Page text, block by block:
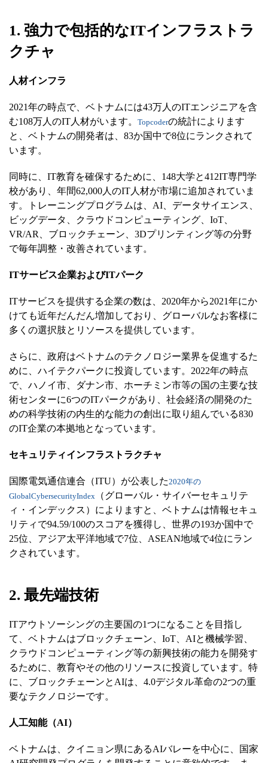
1. 強力で包括的なITインフラストラ
クチャ
人材インフラ
2021年の時点で、ベトナムには43万人のITエンジニアを含
む108万人のIT人材がいます。 Topcoderの統計によります
と、ベトナムの開発者は、83か国中で8位にランクされて
います。
同時に、IT教育を確保するために、148大学と412IT専門学
校があり、年間62,000人のIT人材が市場に追加されていま
す。トレーニングプログラムは、AI、データサイエンス、
ビッグデータ、クラウドコンピューティング、IoT、
VR/AR、ブロックチェーン、3Dプリンティング等の分野
で毎年調整・改善されています。
ITサービス企業およびITパーク
ITサービスを提供する企業の数は、2020年から2021年にか
けても近年だんだん増加しており、グローバルなお客様に
多くの選択肢とリソースを提供しています。
さらに、政府はベトナムのテクノロジー業界を促進するた
めに、ハイテクパークに投資しています。2022年の時点
で、ハノイ市、ダナン市、ホーチミン市等の国の主要な技
術センターに6つのITパークがあり、社会経済の開発のた
めの科学技術の内生的な能力の創出に取り組んでいる830
のIT企業の本拠地となっています。
セキュリティインフラストラクチャ
国際電気通信連合（ITU）が公表した2020年の
GlobalCybersecurityIndex
（グローバル・サイバーセキュリテ
ィ・インデックス）によりますと、ベトナムは情報セキュ
リティで94.59/100のスコアを獲得し、世界の193か国中で
25位、アジア太平洋地域で7位、ASEAN地域で4位にラン
クされています。
2. 最先端技術
ITアウトソーシングの主要国の1つになることを目指し
て、ベトナムはブロックチェーン、IoT、AIと機械学習、
クラウドコンピューティング等の新興技術の能力を開発す
るために、教育やその他のリソースに投資しています。特
に、ブロックチェーンとAIは、4.0デジタル革命の2つの重
要なテクノロジーです。
人工知能（AI）
ベトナムは、クイニョン県にあるAIバレーを中心に、国家